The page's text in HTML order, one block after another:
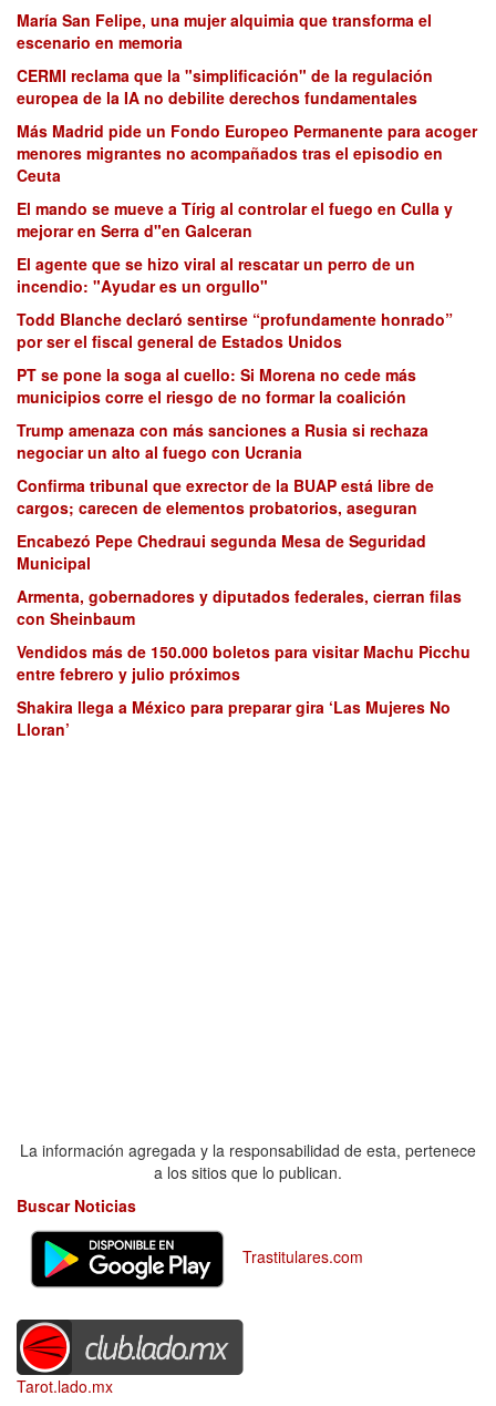
María San Felipe, una mujer alquimia que transforma el
escenario en memoria
CERMI reclama que la "simplificación" de la regulación
europea de la IA no debilite derechos fundamentales
Más Madrid pide un Fondo Europeo Permanente para acoger
menores migrantes no acompañados tras el episodio en
Ceuta
El mando se mueve a Tírig al controlar el fuego en Culla y
mejorar en Serra d"en Galceran
El agente que se hizo viral al rescatar un perro de un
incendio: "Ayudar es un orgullo"
Todd Blanche declaró sentirse “profundamente honrado”
por ser el fiscal general de Estados Unidos
PT se pone la soga al cuello: Si Morena no cede más
municipios corre el riesgo de no formar la coalición
Trump amenaza con más sanciones a Rusia si rechaza
negociar un alto al fuego con Ucrania
Confirma tribunal que exrector de la BUAP está libre de
cargos; carecen de elementos probatorios, aseguran
Encabezó Pepe Chedraui segunda Mesa de Seguridad
Municipal
Armenta, gobernadores y diputados federales, cierran filas
con Sheinbaum
Vendidos más de 150.000 boletos para visitar Machu Picchu
entre febrero y julio próximos
Shakira llega a México para preparar gira ‘Las Mujeres No
Lloran’
La información agregada y la responsabilidad de esta, pertenece
a los sitios que lo publican.
Buscar Noticias
Trastitulares.com
Tarot.lado.mx